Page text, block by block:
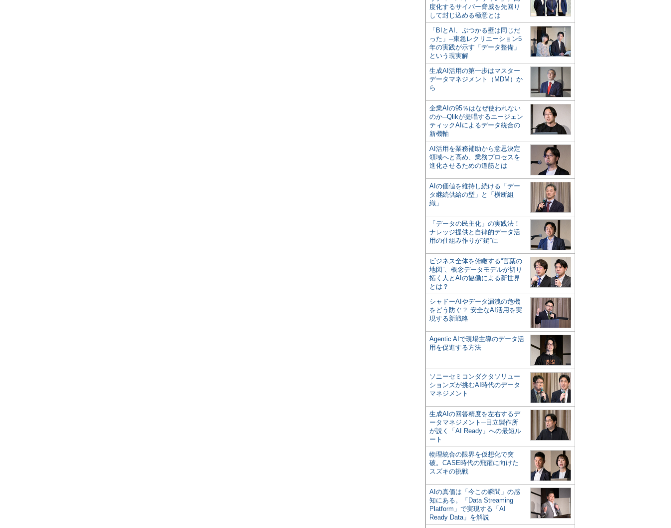
度化するサイバー脅威を先回り
して封じ込める極意とは
「BIとAI、ぶつかる壁は同じだ
った」─東急レクリエーション5
年の実践が示す「データ整備」
という現実解
生成AI活用の第一歩はマスター
データマネジメント（MDM）か
ら
企業AIの95％はなぜ使われない
のか─Qlikが提唱するエージェン
ティックAIによるデータ統合の
新機軸
AI活用を業務補助から意思決定
領域へと高め、業務プロセスを
進化させるための道筋とは
AIの価値を維持し続ける「デー
タ継続供給の型」と「横断組
織」
「データの民主化」の実践法！
ナレッジ提供と自律的データ活
用の仕組み作りが“鍵”に
ビジネス全体を俯瞰する“言葉の
地図”、概念データモデルが切り
拓く人とAIの協働による新世界
とは？
シャドーAIやデータ漏洩の危機
をどう防ぐ？ 安全なAI活用を実
現する新戦略
Agentic AIで現場主導のデータ活
用を促進する方法
ソニーセミコンダクタソリュー
ションズが挑むAI時代のデータ
マネジメント
生成AIの回答精度を左右するデ
ータマネジメント─日立製作所
が説く「AI Ready」への最短ル
ート
物理統合の限界を仮想化で突
破。CASE時代の飛躍に向けた
スズキの挑戦
AIの真価は「今この瞬間」の感
知にある。「Data Streaming
Platform」で実現する「AI
Ready Data」を解説